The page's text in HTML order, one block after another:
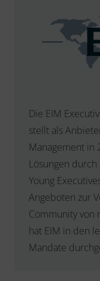
Die EIM
stellt als
Management in
Lösungen
Young
Angeboten zur
Community von
hat EIM in den
Mandate